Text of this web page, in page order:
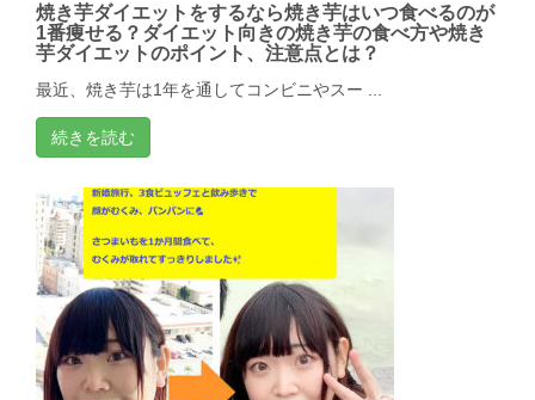
焼き芋ダイエットをするなら焼き芋はいつ食べるのが
1番痩せる？ダイエット向きの焼き芋の食べ方や焼き
芋ダイエットのポイント、注意点とは？
最近、焼き芋は1年を通してコンビニやスー ...
続きを読む